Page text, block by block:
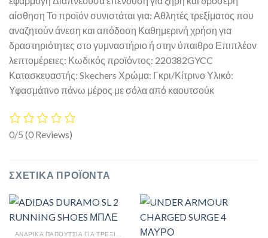
αίσθηση Το προϊόν συνιστάται για: Αθλητές τρεξίματος που
αναζητούν άνεση και απόδοση Καθημερινή χρήση για
δραστηριότητες στο γυμναστήριο ή στην ύπαιθρο Επιπλέον
λεπτομέρειες: Κωδικός προϊόντος: 220382GYCC
Κατασκευαστής: Skechers Χρώμα: Γκρι/Κίτρινο Υλικό:
Υφασμάτινο πάνω μέρος με σόλα από καουτσούκ
0/5 (0 Reviews)
ΣΧΕΤΙΚΆ ΠΡΟΪΌΝΤΑ